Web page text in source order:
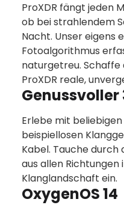
ProXDR fängt jeden
ob bei strahlendem
Nacht. Unser eigens
Fotoalgorithmus
naturgetreu.
ProXDR reale,
Genussvoller
Erlebe mit
beispiellosen
Kabel. Tauche
aus allen
Klanglandschaft ein.
OxygenOS 14